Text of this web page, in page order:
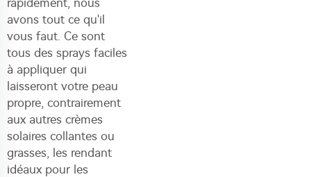
avons tout ce qu'il
vous faut. Ce sont
tous des sprays faciles
à appliquer qui
laisseront votre peau
propre, contrairement
aux autres crèmes
solaires collantes ou
grasses, les rendant
idéaux pour les